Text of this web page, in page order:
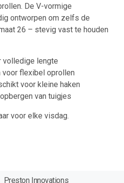
De V-vormige
ontworpen om zelfs de
26 – stevig vast te houden
volledige lengte
voor flexibel oprollen
voor kleine haken
van tuigjes
voor elke visdag.
Preston Innovations